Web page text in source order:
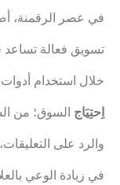
في عصر الرقمنة،
تسويق فعالة تساعد
خلال استخدام
اِحتِيَاج السوق؛ من
والرد على
في زيادة الوعي